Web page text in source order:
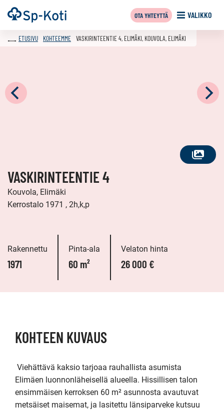
Siirry
sisältöön
Etusivu VALIKKO
OTA YHTEYTTÄ
KATSO
ETUSIVU KOHTEEMME VASKIRINTEENTIE 4, ELIMÄKI, KOUVOLA, ELIMÄKI
VASKIRINTEENTIE 4
Kouvola, Elimäki
Kerrostalo 1971 , 2h,k,p
Rakennettu
1971
Pinta-ala
60 m²
Velaton hinta
26 000 €
KOHTEEN KUVAUS
Elimäen luonnonläheisellä alueella. Hissillisen talon
ensimmäisen kerroksen 60 m² asunnosta avautuvat
metsäiset maisemat, ja lasitettu länsiparveke kutsuu